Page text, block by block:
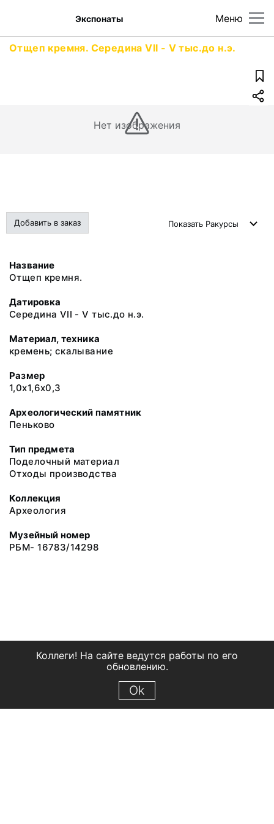
Меню
Экспонаты
Отщеп кремня. Середина VII - V тыс.до н.э.
Нет изображения
Добавить в заказ Показать Ракурсы
Название
Отщеп кремня.
Датировка
Середина VII - V тыс.до н.э.
Материал, техника
кремень; скалывание
Размер
1,0х1,6х0,3
Археологический памятник
Пеньково
Тип предмета
Поделочный материал
Отходы производства
Коллекция
Археология
Музейный номер
РБМ- 16783/14298
Коллеги! На сайте ведутся работы по его
обновлению.
Ok